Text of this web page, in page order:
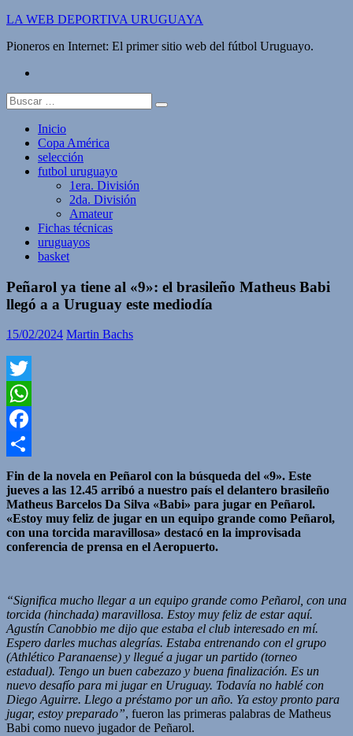
Saltar
contenido
LA WEB DEPORTIVA URUGUAYA
Pioneros en Internet: El primer sitio web del fútbol Uruguayo.
Buscar:
Inicio
Copa América
selección
futbol uruguayo
1era. División
2da. División
Amateur
Fichas técnicas
uruguayos
basket
Peñarol ya tiene al «9»: el brasileño Matheus Babi
llegó a a Uruguay este mediodía
15/02/2024 Martin Bachs
Twitter
WhatsApp
Facebook
Compartir
Fin de la novela en Peñarol con la búsqueda del «9». Este
jueves a las 12.45 arribó a nuestro país el delantero brasileño
Matheus Barcelos Da Silva «Babi» para jugar en Peñarol.
«Estoy muy feliz de jugar en un equipo grande como Peñarol,
con una torcida maravillosa» destacó en la improvisada
conferencia de prensa en el Aeropuerto.
“Significa mucho llegar a un equipo grande como Peñarol, con una
torcida (hinchada) maravillosa. Estoy muy feliz de estar aquí.
Agustín Canobbio me dijo que estaba el club interesado en mí.
Espero darles muchas alegrías. Estaba entrenando con el grupo
(Athlético Paranaense) y llegué a jugar un partido (torneo
estadual). Tengo un buen cabezazo y buena finalización. Es un
nuevo desafío para mi jugar en Uruguay. Todavía no hablé con
Diego Aguirre. Llego a préstamo por un año. Ya estoy pronto para
jugar, estoy preparado”, fueron las primeras palabras de Matheus
Babi como nuevo jugador de Peñarol.